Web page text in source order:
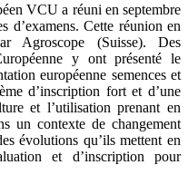
VCU a réuni en septembre
d’examens. Cette réunion en
Agroscope (Suisse). Des
y ont présenté le
européenne semences et
d’inscription fort et d’une
et l’utilisation prenant en
un contexte de changement
évolutions qu’ils mettent en
et d’inscription pour